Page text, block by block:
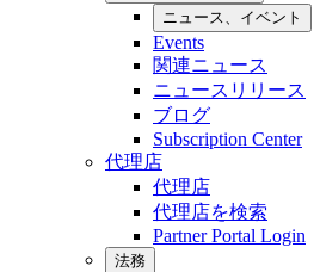
ニュース、イベント
Events
関連ニュース
ニュースリリース
ブログ
Subscription Center
代理店
代理店
代理店を検索
Partner Portal Login
法務